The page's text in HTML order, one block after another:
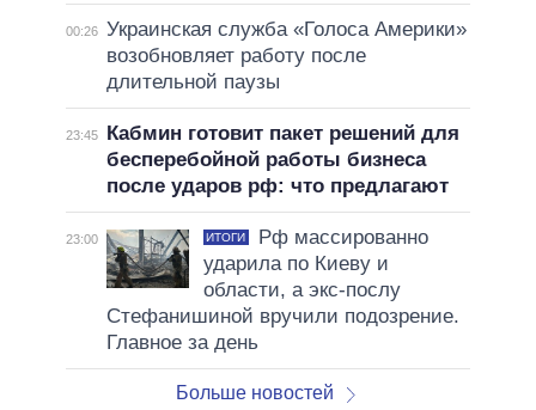
00:26 Украинская служба «Голоса Америки»
возобновляет работу после
длительной паузы
23:45
Кабмин готовит пакет решений для
бесперебойной работы бизнеса
после ударов рф: что предлагают
23:00 ИТОГИ
Рф массированно
ударила по Киеву и
области, а экс-послу
Стефанишиной вручили подозрение.
Главное за день
Больше новостей